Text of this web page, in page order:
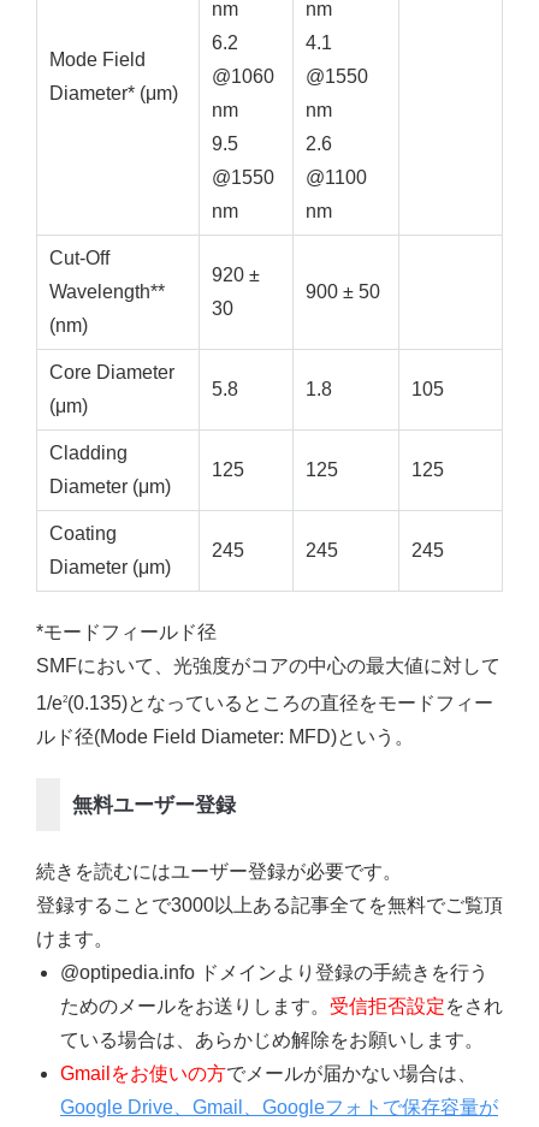
Mode Field
Diameter* (μm)
nm
6.2
@1060
nm
9.5
@1550
nm
nm
4.1
@1550
nm
2.6
@1100
nm
Cut-Off
Wavelength**
(nm)
920 ±
30
900 ± 50
Core Diameter
(μm)
5.8 1.8 105
Cladding
Diameter (μm)
125 125 125
Coating
Diameter (μm)
245 245 245
*モードフィールド径
SMFにおいて、光強度がコアの中心の最大値に対して
1/e2(0.135)となっているところの直径をモードフィー
ルド径(Mode Field Diameter: MFD)という。
無料ユーザー登録
続きを読むにはユーザー登録が必要です。
登録することで3000以上ある記事全てを無料でご覧頂
けます。
@optipedia.info ドメインより登録の手続きを行う
ためのメールをお送りします。 受信拒否設定をされ
ている場合は、あらかじめ解除をお願いします。
Gmailをお使いの方でメールが届かない場合は、
Google Drive、Gmail、Googleフォトで保存容量が